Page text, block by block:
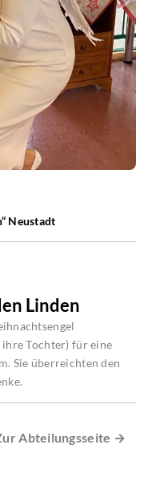
Neustadt
Linden
Tochter) für eine
Sie überreichten den
Abteilungsseite →